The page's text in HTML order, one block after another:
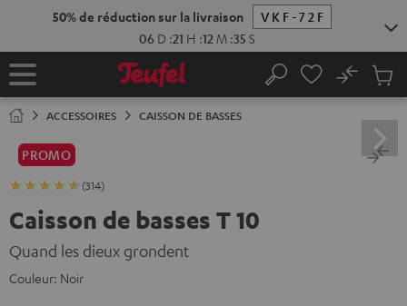
Page
Rechercher
No
panier
ACCESSOIRES CAISSON DE BASSES
PROMO
(314)
Caisson de basses T 10
Quand les dieux grondent
Couleur: Noir